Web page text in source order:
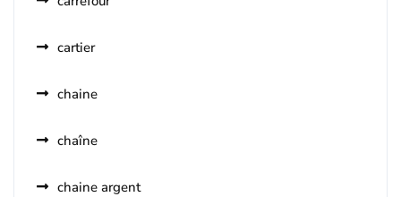
cartier
chaine
chaîne
chaine argent